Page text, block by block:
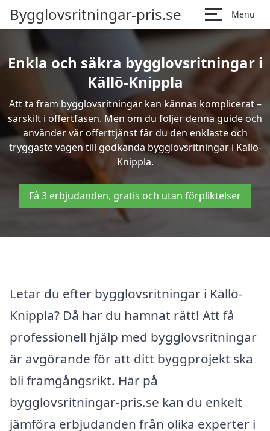
Bygglovsritningar-pris.se Menu
Enkla och säkra bygglovsritningar i
Källö-Knippla
Att ta fram bygglovsritningar kan kännas komplicerat –
särskilt i offertfasen. Men om du följer denna guide och
använder vår offerttjänst får du den enklaste och
tryggaste vägen till godkända bygglovsritningar i Källö-
Knippla.
Få 3 erbjudanden, gratis och utan förpliktelser
Letar du efter bygglovsritningar i Källö-
Knippla? Då har du hamnat rätt! Att få
professionell hjälp med bygglovsritningar
är avgörande för att ditt byggprojekt ska
bli framgångsrikt. Här på
bygglovsritningar-pris.se kan du enkelt
jämföra erbjudanden från olika experter i